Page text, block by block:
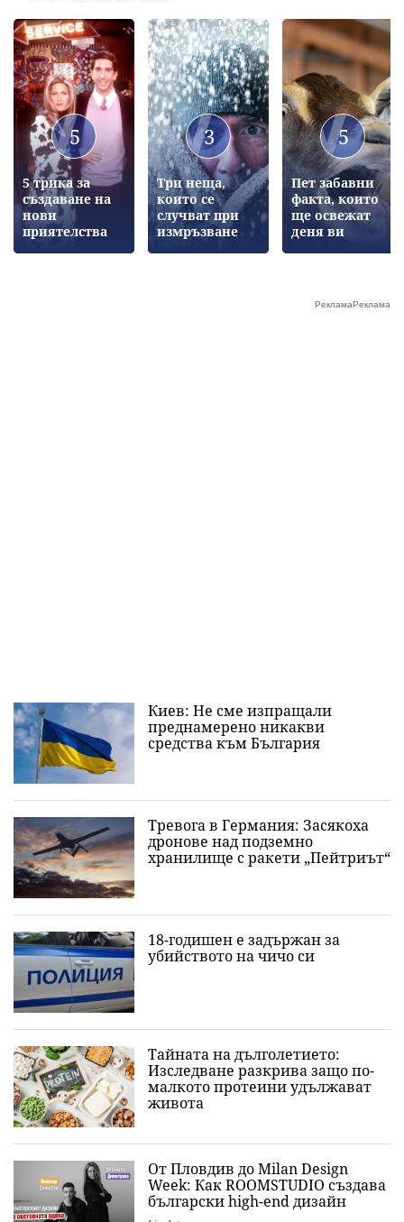
5
5 трика за
създаване на
нови
приятелства
3
Три неща,
които се
случват при
измръзване
5
Пет забавни
факта, които
ще освежат
деня ви
Киев: Не сме изпращали
преднамерено никакви
средства към България
Тревога в Германия: Засякоха
дронове над подземно
хранилище с ракети „Пейтриът“
18-годишен е задържан за
убийството на чичо си
Тайната на дълголетието:
Изследване разкрива защо по-
малкото протеини удължават
живота
От Пловдив до Milan Design
Week: Как ROOMSTUDIO създава
български high-end дизайн